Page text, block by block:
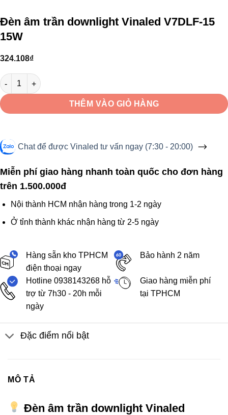
Đèn âm trần downlight Vinaled V7DLF-15
15W
324.108₫
Đèn âm trần downlight Vinaled V7DLF-15 15W số lượng
THÊM VÀO GIỎ HÀNG
Chat để được Vinaled tư vấn ngay (7:30 - 20:00)
Miễn phí giao hàng nhanh toàn quốc cho đơn hàng
trên 1.500.000đ
Nội thành HCM nhận hàng trong 1-2 ngày
Ở tỉnh thành khác nhận hàng từ 2-5 ngày
Hàng sẵn kho TPHCM
điện thoại ngay
Bảo hành 2 năm
Hotline 0938143268 hỗ
trợ từ 7h30 - 20h mỗi
ngày
Giao hàng miễn phí
tại TPHCM
Đặc điểm nổi bật
MÔ TẢ
Đèn âm trần downlight Vinaled